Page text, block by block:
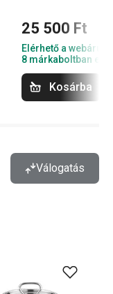
25 500 Ft
Elérhető a
8 márkaboltban
Kosárba
Válogatás